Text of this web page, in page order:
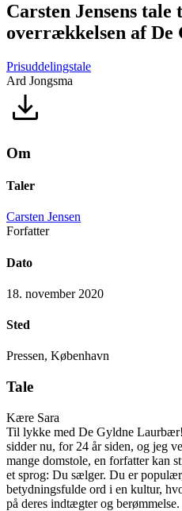
Carsten Jensens
overrækkelsen af
Prisuddelingstale
Ard Jongsma
Om
Taler
Carsten Jensen
Forfatter
Dato
18. november 2020
Sted
Pressen, København
Tale
Kære Sara
Til lykke med De Gyldne
sidder nu, for 24 år siden, og jeg
mange domstole, en forfatter kan
et sprog: Du sælger. Du er
betydningsfulde ord i en kultur,
på deres indtægter og berømmelse.